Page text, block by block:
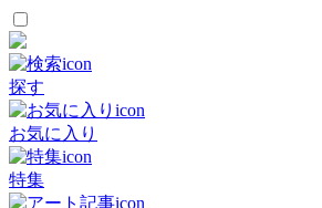
探す
お気に入り
特集